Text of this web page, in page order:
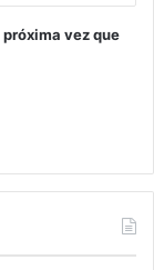
vez que